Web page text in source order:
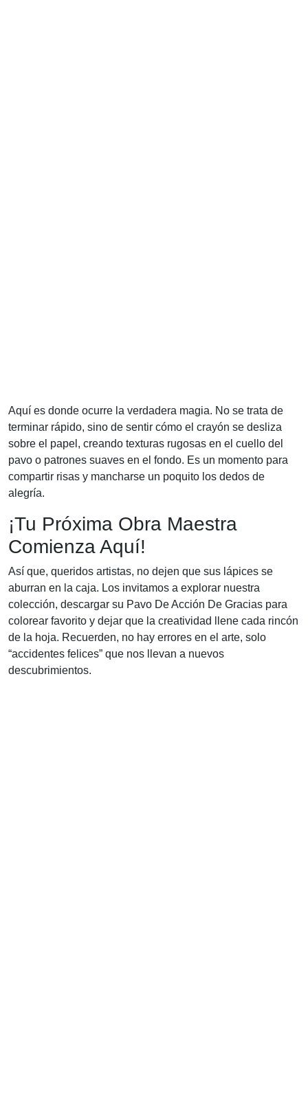
Aquí es donde ocurre la verdadera magia. No se trata de
terminar rápido, sino de sentir cómo el crayón se desliza
sobre el papel, creando texturas rugosas en el cuello del
pavo o patrones suaves en el fondo. Es un momento para
compartir risas y mancharse un poquito los dedos de
alegría.
¡Tu Próxima Obra Maestra
Comienza Aquí!
Así que, queridos artistas, no dejen que sus lápices se
aburran en la caja. Los invitamos a explorar nuestra
colección, descargar su Pavo De Acción De Gracias para
colorear favorito y dejar que la creatividad llene cada rincón
de la hoja. Recuerden, no hay errores en el arte, solo
“accidentes felices” que nos llevan a nuevos
descubrimientos.